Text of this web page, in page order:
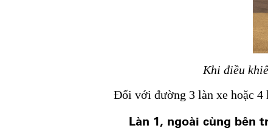
Khi điều
Đối với đường 3 làn xe hoặc 4
Làn 1, ngoài cùng bên